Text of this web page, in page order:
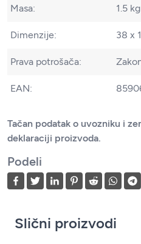
Masa: 1.5 kg
Dimenzije: 38 x
Prava potrošača:
EAN:
Tačan podatak o uvozniku i
deklaraciji proizvoda.
Podeli
Slični proizvodi